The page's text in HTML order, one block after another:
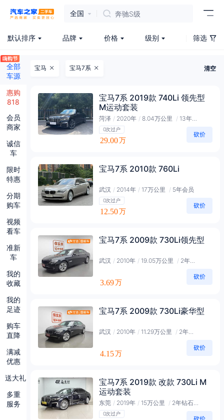
全国 奔驰S级
默认排序 品牌 价格 级别 筛选
全部
车源
惠购
818
会员
商家
诚信
车
限时
特惠
分期
购车
视频
看车
准新
车
我的
收藏
我的
足迹
购车
直降
满减
优惠
送大礼
多重
服务
宝马 宝马7系 清空
宝马7系 2019款 740Li 领先型
M运动套装
菏泽 / 2020年 / 8.04万公里 / 13年会员
0次过户
29.00万
宝马7系 2010款 760Li
武汉 / 2014年 / 17万公里 / 5年会员
0次过户
12.50万
宝马7系 2009款 730Li领先型
武汉 / 2010年 / 19.05万公里 / 2年会员
3.69万
宝马7系 2009款 730Li豪华型
武汉 / 2010年 / 11.29万公里 / 2年会员
4.15万
宝马7系 2019款 改款 730Li M
运动套装
东莞 / 2019年 / 15万公里 / 2年钻石会员
0次过户